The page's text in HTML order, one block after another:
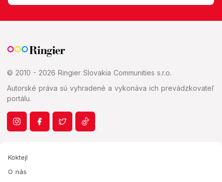
© 2010 - 2026 Ringier Slovakia Communities s.r.o.
Autorské práva sú vyhradené a vykonáva ich prevádzkovateľ
portálu.
Koktejl
O nás